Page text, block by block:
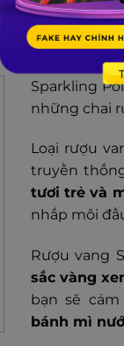
sở hữu
Sparkling
những chai
Loại rượu
truyền
tươi trẻ và
nhấp môi
Rượu vang
sắc vàng
bạn sẽ
bánh mì